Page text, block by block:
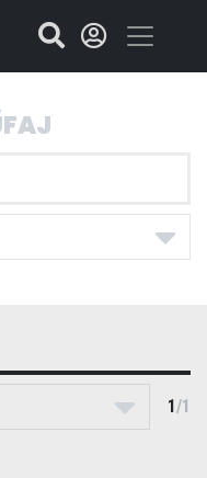
1/1